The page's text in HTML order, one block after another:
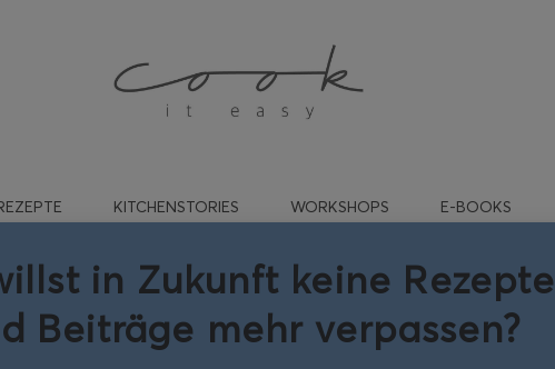
KITCHENSTORIES WORKSHOPS E-BOOKS
in Zukunft keine Rezepte
Beiträge mehr verpassen?